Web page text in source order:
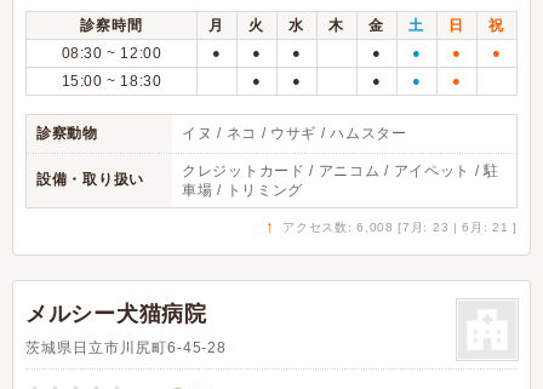
診察時間 月 火 水 木 金 土 日
祝
08:30 ~ 12:00
● ● ● ● ● ● ●
15:00 ~ 18:30 ● ● ● ● ●
診察動物 イヌ / ネコ / ウサギ / ハムスター
設備・取り扱い
クレジットカード / アニコム / アイペット / 駐
車場 / トリミング
↑ アクセス数: 6,008 [7月: 23 | 6月: 21 ]
メルシー犬猫病院
茨城県日立市川尻町6-45-28